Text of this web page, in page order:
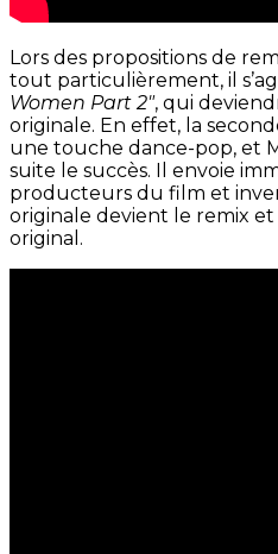
Lors des propositions de
tout particulièrement, il
Women Part 2″, qui
originale. En effet, la
une touche dance-pop, et
suite le succès. Il envoie
producteurs du film et
originale devient le remix
original.